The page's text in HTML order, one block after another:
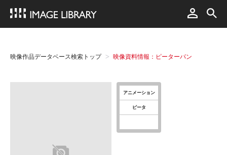
映像作品データベース検索トップ 映像資料情報：ピーターパン
アニメーション
ピータ